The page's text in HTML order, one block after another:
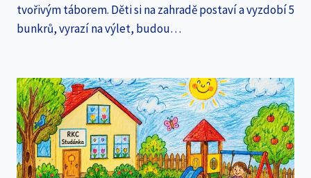
tvořivým táborem. Děti si na zahradě postaví a vyzdobí 5
bunkrů, vyrazí na výlet, budou…